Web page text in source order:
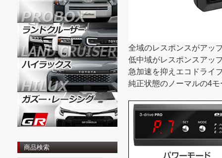
商品検索
全域のレスポンスがアッ
低中域がレスポンスアッ
急加速を抑えエコドライ
純正状態のノーマルの4